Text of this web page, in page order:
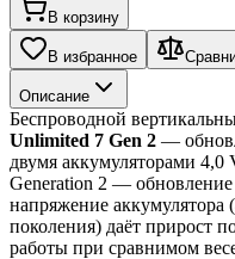
В корзину
В избранное
Описание
Беспроводной
Unlimited 7 Gen 2 —
двумя аккумуляторами
Generation 2 —
напряжение
поколения) даёт прирост
работы при сравнимом